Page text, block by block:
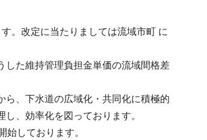
。改定に当たりましては流域市町 に
した維持管理負担金単価の流域間格差
ら、下水道の広域化・共同化に積極的
、効率化を図っております。
しております。